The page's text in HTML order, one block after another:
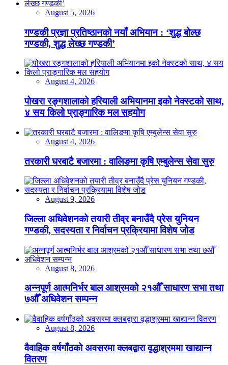
August 5, 2026
गण्डकी प्रज्ञा प्रतिष्ठानको नयाँ अभियान : ‘शुद्ध बोल्छ
गण्डकी, शुद्ध लेख्छ गण्डकी’
August 4, 2026
पोखरा रङ्गशालाको हरियाली अभियानमा इको नेक्स्टको साथ,
४ सय किलो प्राङ्गारिक मल सहयोग
August 4, 2026
तरकारी घरबाटै बजारमा : वालिङमा कृषि एम्बुलेन्स सेवा सुरु
August 9, 2026
जिल्ला अधिवेशनको तयारी तीव्र बनाउँदै प्रेस युनियन
गण्डकी, सदस्यता र निर्वाचन प्रक्रियामा विशेष जोड
August 8, 2026
अन्नपूर्ण आत्मनिर्भर बाल आश्रमको २१औँ साधारण सभा तथा
७औँ अधिवेशन सम्पन्न
August 8, 2026
वैवाहिक वर्षगाँठको अवसरमा क्लबद्वारा वृद्धाश्रममा खाद्यान्न
वितरण